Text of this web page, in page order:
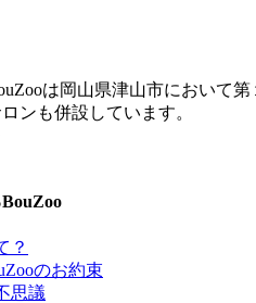
は岡山県津山市において
ンも併設しています。
？
のお約束
思議